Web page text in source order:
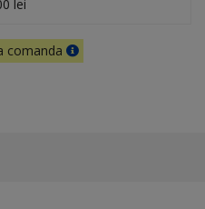
lei
comanda